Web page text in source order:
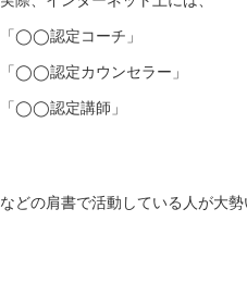
「◯◯認定コーチ」
「◯◯認定カウンセラー」
「◯◯認定講師」
などの肩書で活動している人が大勢